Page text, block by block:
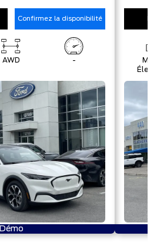
Confirmez la disponibilité
AWD -
Démo